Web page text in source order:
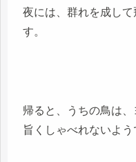
夜には、群れを成し
す。
帰ると、うちの鳥は、
旨くしゃべれないよう